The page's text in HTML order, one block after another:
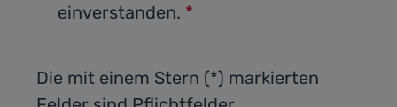
einverstanden. *
Die mit einem Stern (*) markierten